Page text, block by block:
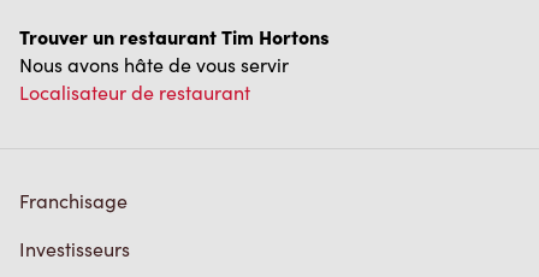
Trouver un restaurant Tim Hortons
Nous avons hâte de vous servir
Localisateur de restaurant
Franchisage
Investisseurs